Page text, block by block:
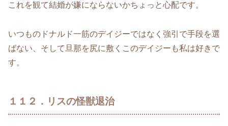
これを観て結婚が嫌にならないかちょっと心配です。
いつものドナルド一筋のデイジーではなく強引で手段を選
ばない、そして旦那を尻に敷くこのデイジーも私は好きで
す。
１１２．リスの怪獣退治